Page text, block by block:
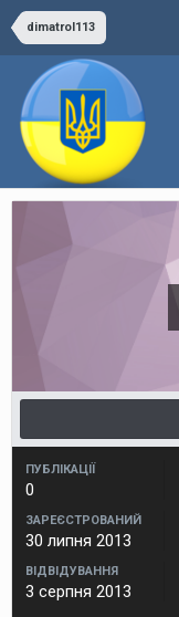
dimatrol113
ПУБЛІКАЦІЇ
0
ЗАРЕЄСТРОВАНИЙ
30 липня 2013
ВІДВІДУВАННЯ
3 серпня 2013